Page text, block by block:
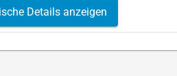
Details anzeigen